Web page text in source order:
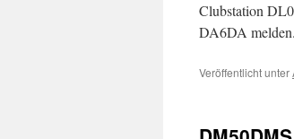
Clubstation
DA6DA melden.
Veröffentlicht unter